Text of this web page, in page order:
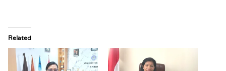
Related